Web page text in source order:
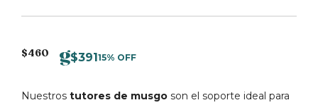
$460 $39115% OFF
Nuestros tutores de musgo son el soporte ideal para